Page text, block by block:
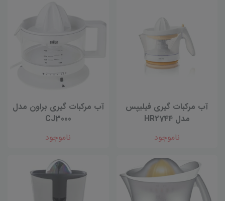
آب مرکبات گیری فیلیپس
مدل HR2744
ناموجود
آب مرکبات گیری براون مدل
CJ3000
ناموجود